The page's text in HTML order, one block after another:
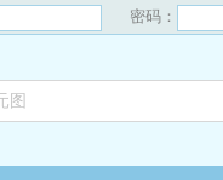
密码：